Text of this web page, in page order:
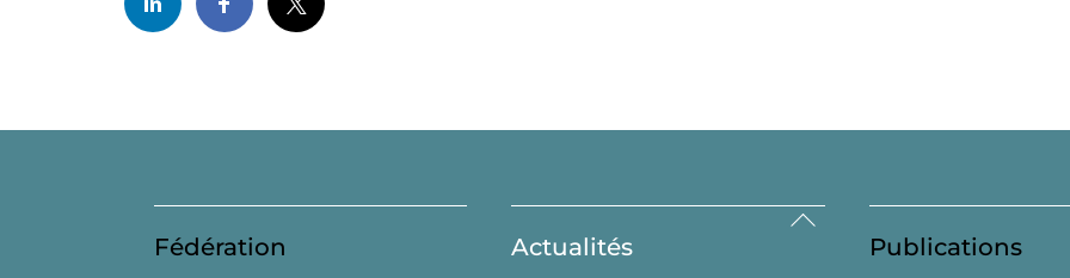
Back
Fédération Actualités Publications